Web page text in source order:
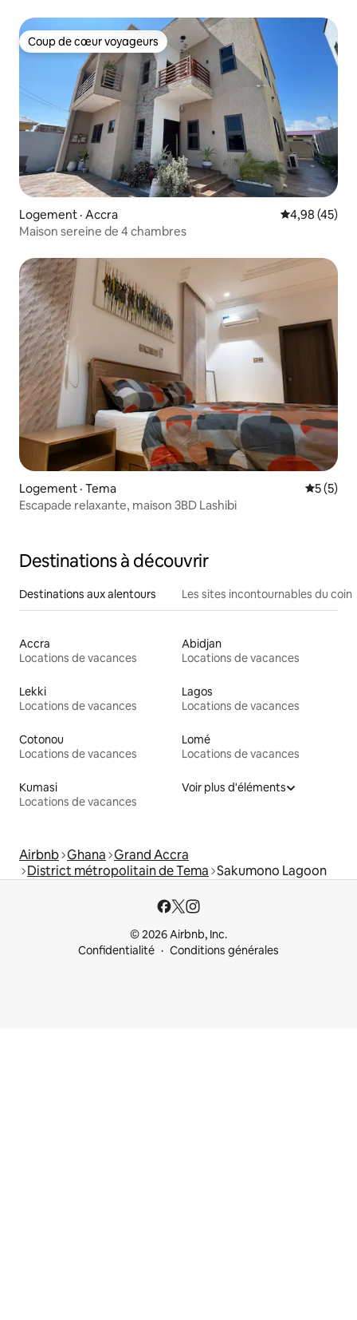
Coup de cœur voyageurs
Coup de cœur voyageurs
Logement · Accra Note
4,98 (45)
Maison sereine de 4 chambres
Logement · Tema Note
5 (5)
Escapade relaxante, maison 3BD Lashibi
Destinations à découvrir
Destinations aux alentours Les sites incontournables du coin
Accra
Locations de vacances
Abidjan
Locations de vacances
Lekki
Locations de vacances
Lagos
Locations de vacances
Cotonou
Locations de vacances
Lomé
Locations de vacances
Kumasi
Locations de vacances
Voir plus d'éléments
Airbnb Ghana Grand Accra
District métropolitain de Tema Sakumono Lagoon
© 2026 Airbnb, Inc.
Confidentialité
Conditions générales